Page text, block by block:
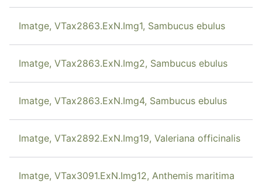
Imatge, VTax2863.ExN.Img1, Sambucus ebulus
Imatge, VTax2863.ExN.Img2, Sambucus ebulus
Imatge, VTax2863.ExN.Img4, Sambucus ebulus
Imatge, VTax2892.ExN.Img19, Valeriana officinalis
Imatge, VTax3091.ExN.Img12, Anthemis maritima